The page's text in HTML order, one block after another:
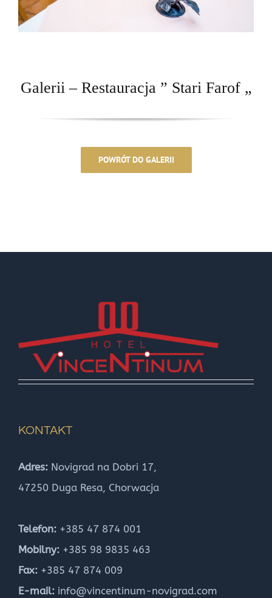
Galerii – Restauracja ” Stari Farof „
POWRÓT DO GALERII
KONTAKT
Adres: Novigrad na Dobri 17,
47250 Duga Resa, Chorwacja
Telefon: +385 47 874 001
Mobilny: +385 98 9835 463
Fax: +385 47 874 009
E-mail: info@vincentinum-novigrad.com